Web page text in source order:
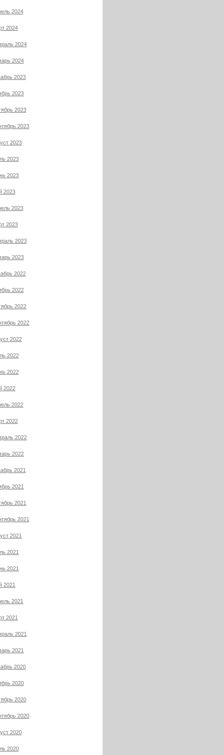
2024
2024
2024
2024
2023
2023
2023
2023
2023
2023
2023
2023
2023
2023
2023
2023
2022
2022
2022
2022
2022
2022
2022
2022
2022
2022
2022
2022
2021
2021
2021
2021
2021
2021
2021
2021
2021
2021
2021
2021
2020
2020
2020
2020
2020
2020